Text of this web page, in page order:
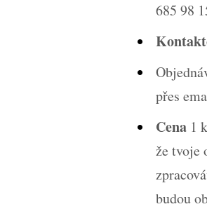
685 98
přes
Cena 1
že tvoje
budou